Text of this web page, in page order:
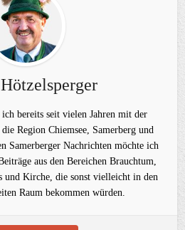
bereits seit vielen Jahren mit der
Region Chiemsee, Samerberg und
Samerberger Nachrichten möchte ich
aus den Bereichen Brauchtum,
und Kirche, die sonst vielleicht in den
Raum bekommen würden.